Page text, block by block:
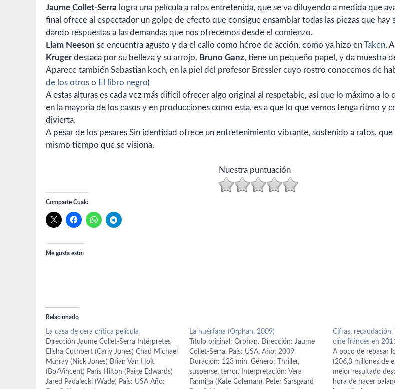
Jaume Collet-Serra logra una película a ratos entretenida, que se va diluyendo a medida que
final ofrece al espectador un golpe de efecto que consigue ensamblar todas las piezas que hay
dando respuestas a las demandas que nos ofrecemos desde el comienzo.
Liam Neeson se encuentra agusto y da el callo como héroe de acción, como ya hizo enTaken.
Krugerdestaca por su belleza y su arrojo. Bruno Ganz, tiene un pequeño papel, y da muestra
Aparece también Sebastian koch, en la piel del profesor Bressler cuyo rostro conocemos de
de los otros o El libro negro)
A estas alturas es cada vez más difícil ofrecer algo original al respetable, así que lo máximo a lo
en la mayoría de los casos y en producciones como esta, es a que lo que vemos tenga ritmo y
divierta.
A pesar de los pesares Sin identidad ofrece un entretenimiento vibrante, sostenido a ratos, que
mismo tiempo que se visiona.
Nuestra puntuación
Comparte Cuak:
Me gusta esto:
Relacionado
La casa de cera crítica película
Dirección Jaume Collet-Serra Intérpretes
Elisha Cuthbert (Carly Jones) Chad Michael
Murray (Nick Jones) Brian Van Holt
(Bo/Vincent) Paris Hilton (Paige Edwards)
Jared Padalecki (Wade) País: USA Año:
La huérfana (Orphan, 2009)
Título original: Orphan. Dirección: Jaume
Collet-Serra. País: USA. Año: 2009.
Duración: 123 min. Género: Thriller,
suspense, terror. Interpretación: Vera
Farmiga (Kate Coleman), Peter Sarsgaard
Cifras, recaudación,
cine fránces en
A poco de rebasar
(206,3 millones de
mejor resultado
hora de hacer